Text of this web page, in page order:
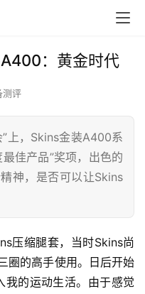
：黄金时代
测评
上，Skins金装A400系
佳产品”奖项，出色的
神，是否可以让Skins
圈的高手使用。日后开始
我的运动生活。由于感觉